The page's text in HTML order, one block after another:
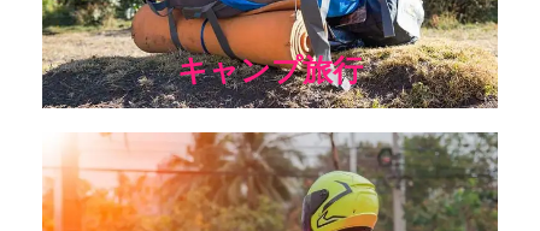
キャンプ旅行
テイクアウト業界は間違いなく彼らの食べ物を保存し、彼ら